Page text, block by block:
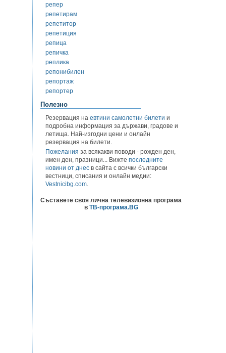
репер
репетирам
репетитор
репетиция
репица
репичка
реплика
репонибилен
репортаж
репортер
Полезно
Резервация на евтини самолетни билети и
подробна информация за държави, градове и
летища. Най-изгодни цени и онлайн
резервация на билети.
Пожелания за всякакви поводи - рожден ден,
имен ден, празници... Вижте последните
новини от днес в сайта с всички български
вестници, списания и онлайн медии:
Vestnicibg.com.
Съставете своя лична телевизионна програма
в ТВ-програма.BG